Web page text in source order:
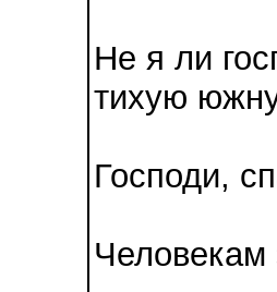
Не я ли
тихую
Господи,
Человекам